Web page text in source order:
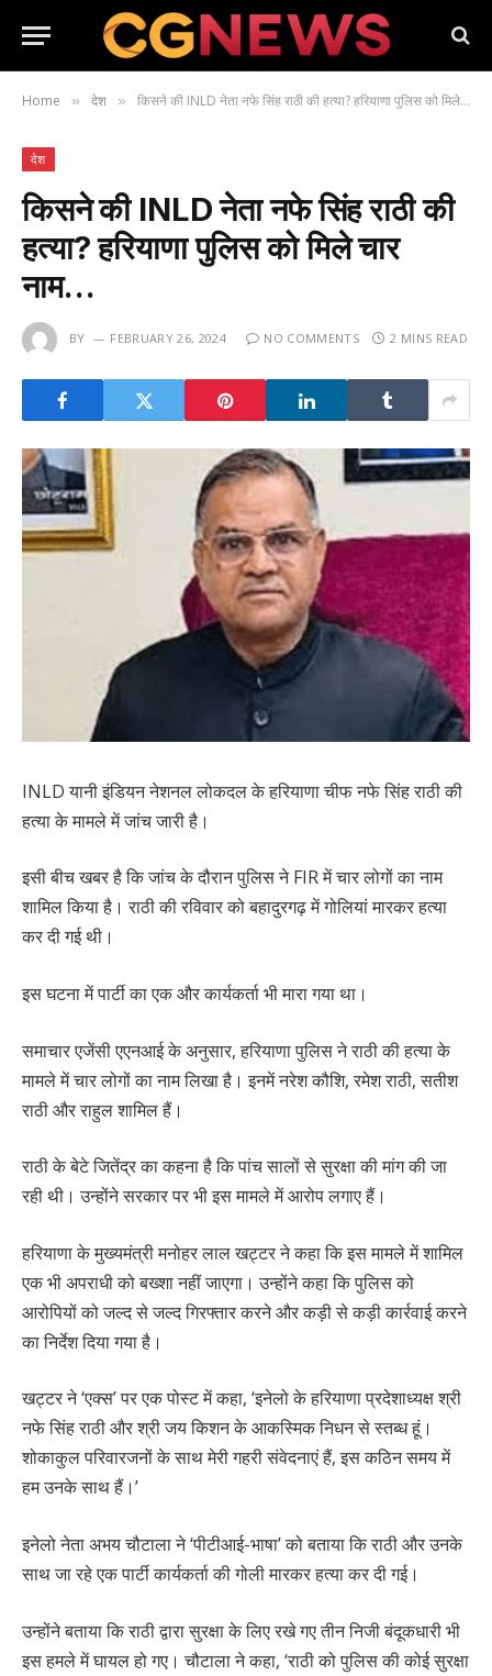
Home » देश » किसने की INLD नेता नफे सिंह राठी की हत्या? हरियाणा पुलिस को मिले चार नाम…
देश
किसने की INLD नेता नफे सिंह राठी की
हत्या? हरियाणा पुलिस को मिले चार
नाम…
BY FEBRUARY 26, 2024 NO COMMENTS 2 MINS READ
INLD यानी इंडियन नेशनल लोकदल के हरियाणा चीफ नफे सिंह राठी की
हत्या के मामले में जांच जारी है।
इसी बीच खबर है कि जांच के दौरान पुलिस ने FIR में चार लोगों का नाम
शामिल किया है। राठी की रविवार को बहादुरगढ़ में गोलियां मारकर हत्या
कर दी गई थी।
इस घटना में पार्टी का एक और कार्यकर्ता भी मारा गया था।
समाचार एजेंसी एएनआई के अनुसार, हरियाणा पुलिस ने राठी की हत्या के
मामले में चार लोगों का नाम लिखा है। इनमें नरेश कौशि, रमेश राठी, सतीश
राठी और राहुल शामिल हैं।
राठी के बेटे जितेंद्र का कहना है कि पांच सालों से सुरक्षा की मांग की जा
रही थी। उन्होंने सरकार पर भी इस मामले में आरोप लगाए हैं।
हरियाणा के मुख्यमंत्री मनोहर लाल खट्टर ने कहा कि इस मामले में शामिल
एक भी अपराधी को बख्शा नहीं जाएगा। उन्होंने कहा कि पुलिस को
आरोपियों को जल्द से जल्द गिरफ्तार करने और कड़ी से कड़ी कार्रवाई करने
का निर्देश दिया गया है।
खट्टर ने ‘एक्स’ पर एक पोस्ट में कहा, ‘इनेलो के हरियाणा प्रदेशाध्यक्ष श्री
नफे सिंह राठी और श्री जय किशन के आकस्मिक निधन से स्तब्ध हूं।
शोकाकुल परिवारजनों के साथ मेरी गहरी संवेदनाएं हैं, इस कठिन समय में
हम उनके साथ हैं।’
इनेलो नेता अभय चौटाला ने ‘पीटीआई-भाषा’ को बताया कि राठी और उनके
साथ जा रहे एक पार्टी कार्यकर्ता की गोली मारकर हत्या कर दी गई।
उन्होंने बताया कि राठी द्वारा सुरक्षा के लिए रखे गए तीन निजी बंदूकधारी भी
इस हमले में घायल हो गए। चौटाला ने कहा, ‘राठी को पुलिस की कोई सुरक्षा